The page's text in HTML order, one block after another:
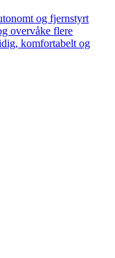
og fjernstyrt
overvåke flere
komfortabelt og